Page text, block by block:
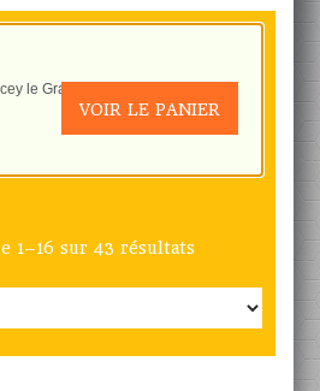
le Grand 300g» a été ajouté à
VOIR LE PANIER
1–16 sur 43 résultats